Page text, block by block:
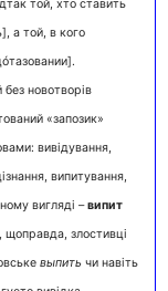
той, хто ставить
а той, в кого
новотворів
«запозик»
вивідування,
випитування,
вигляді –випит
щоправда, злостивці
выпить чи навіть